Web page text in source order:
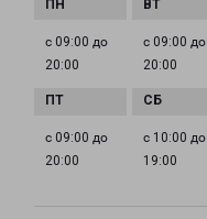
с 09:00 до
20:00
с 09:00 до
20:00
с 09:00 до
20:00
с 10:00 до
19:00